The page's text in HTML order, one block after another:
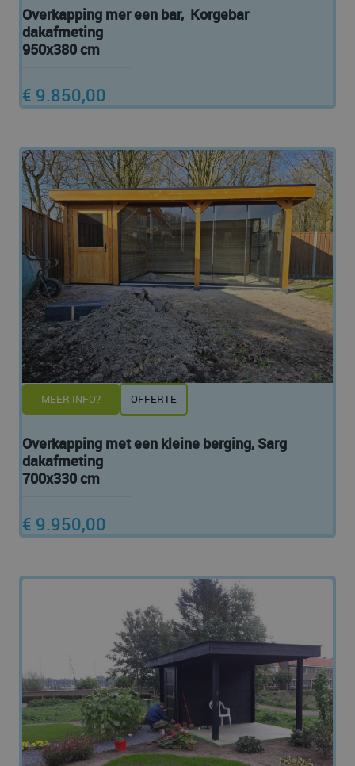
Overkapping mer een bar, Korgebar
dakafmeting
950x380 cm
€ 9.850,00
MEER INFO? OFFERTE
Overkapping met een kleine berging, Sarg
dakafmeting
700x330 cm
€ 9.950,00